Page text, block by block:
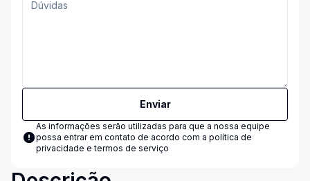
Enviar
As informações serão utilizadas para que a nossa equipe
possa entrar em contato de acordo com a política de
privacidade e termos de serviço